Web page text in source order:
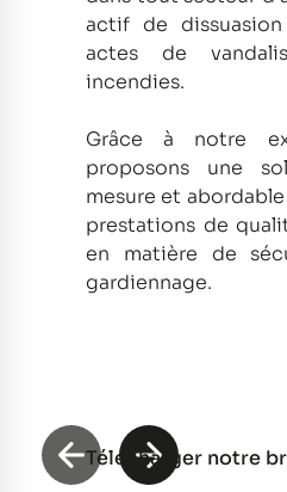
actif de
actes de
incendies.
Grâce à notre
proposons une
mesure et
prestations de
en matière de
gardiennage.
Télécharger notre